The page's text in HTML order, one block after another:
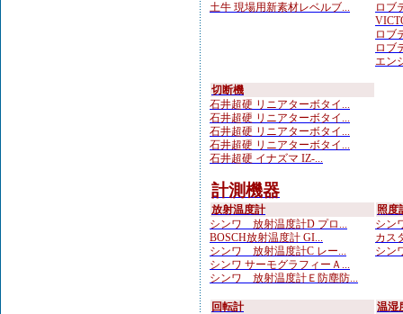
土牛 現場用新素材レベルブ...
ロブ
ロブ
ロブ
エン
切断機
石井超硬 リニアターボタイ...
石井超硬 リニアターボタイ...
石井超硬 リニアターボタイ...
石井超硬 リニアターボタイ...
石井超硬 イナズマ IZ-...
計測機器
放射温度計
シンワ 放射温度計D プロ...
BOSCH放射温度計 GI...
シンワ 放射温度計C レー...
シンワ サーモグラフィーＡ...
シンワ 放射温度計Ｅ防塵防...
照度
シン
カス
シン
回転計
温湿